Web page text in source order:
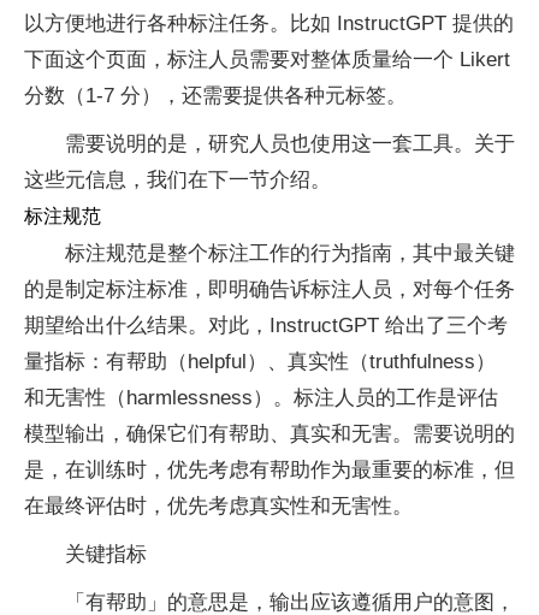
以方便地进行各种标注任务。比如 InstructGPT 提供的
下面这个页面，标注人员需要对整体质量给一个 Likert
分数（1-7 分），还需要提供各种元标签。
需要说明的是，研究人员也使用这一套工具。关于
这些元信息，我们在下一节介绍。
标注规范
标注规范是整个标注工作的行为指南，其中最关键
的是制定标注标准，即明确告诉标注人员，对每个任务
期望给出什么结果。对此，InstructGPT 给出了三个考
量指标：有帮助（helpful）、真实性（truthfulness）
和无害性（harmlessness）。标注人员的工作是评估
模型输出，确保它们有帮助、真实和无害。需要说明的
是，在训练时，优先考虑有帮助作为最重要的标准，但
在最终评估时，优先考虑真实性和无害性。
关键指标
「有帮助」的意思是，输出应该遵循用户的意图，